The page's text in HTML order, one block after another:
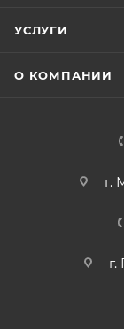
УСЛУГИ
О КОМПАНИИ
г.